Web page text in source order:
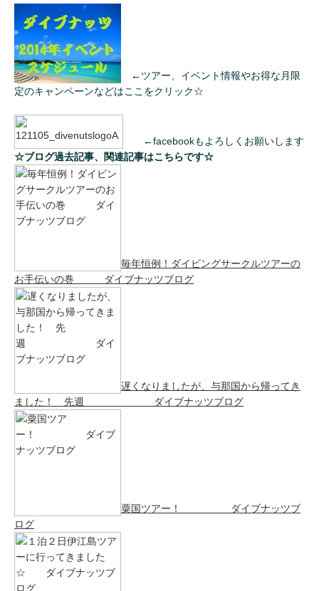
←ツアー、イベント情報やお得な月限
定のキャンペーンなどはここをクリック☆
←facebookもよろしくお願いします
☆ブログ過去記事、関連記事はこちらです☆
毎年恒例！ダイビングサークルツアーの
お手伝いの巻 ダイブナッツブログ
遅くなりましたが、与那国から帰ってき
ました！ 先週 ダイブナッツブログ
粟国ツアー！ ダイブナッツブ
ログ